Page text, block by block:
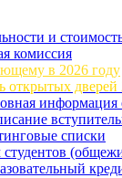
и
комиссия
в 2026 году
открытых дверей
информация
списки